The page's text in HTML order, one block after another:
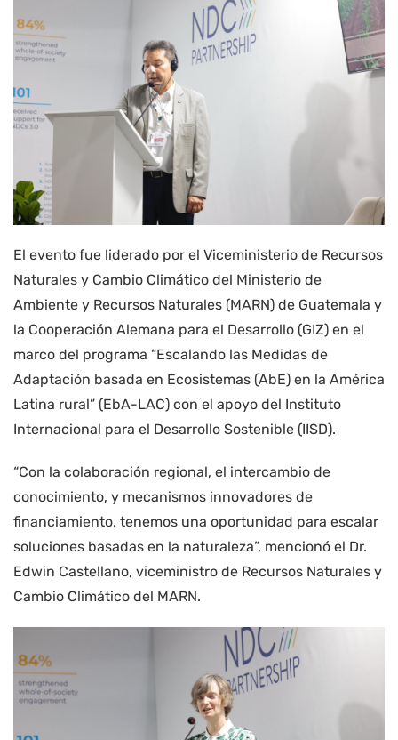
El evento fue liderado por el Viceministerio de Recursos
Naturales y Cambio Climático del Ministerio de
Ambiente y Recursos Naturales (MARN) de Guatemala y
la Cooperación Alemana para el Desarrollo (GIZ) en el
marco del programa “Escalando las Medidas de
Adaptación basada en Ecosistemas (AbE) en la América
Latina rural” (EbA-LAC) con el apoyo del Instituto
Internacional para el Desarrollo Sostenible (IISD).
“Con la colaboración regional, el intercambio de
conocimiento, y mecanismos innovadores de
financiamiento, tenemos una oportunidad para escalar
soluciones basadas en la naturaleza”, mencionó el Dr.
Edwin Castellano, viceministro de Recursos Naturales y
Cambio Climático del MARN.